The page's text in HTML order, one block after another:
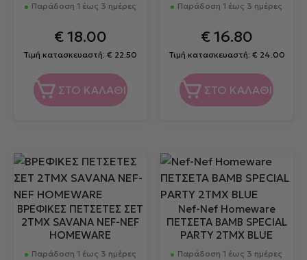
Παράδοση 1 έως 3 ημέρες
€18.00
Τιμή κατασκευαστή:€ 22.50
ΣΤΟ ΚΑΛΑΘΙ
Παράδοση 1 έως 3 ημέρες
€16.80
Τιμή κατασκευαστή: € 24.00
ΣΤΟ ΚΑΛΑΘΙ
ΒΡΕΦΙΚΕΣ ΠΕΤΣΕΤΕΣ ΣΕΤ
2TMX SAVANA NEF-NEF
HOMEWARE
Παράδοση 1 έως 3 ημέρες
Nef-Nef Homeware
ΠΕΤΣΕΤΑ BAMB SPECIAL
PARTY 2ΤΜΧ BLUE
Παράδοση 1 έως 3 ημέρες